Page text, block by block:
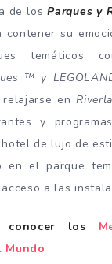
de losParques y
contener su
temáticos
™ y
relajarse en
y
hotel de lujo de
en el parque
a las
conocer los
Mundo